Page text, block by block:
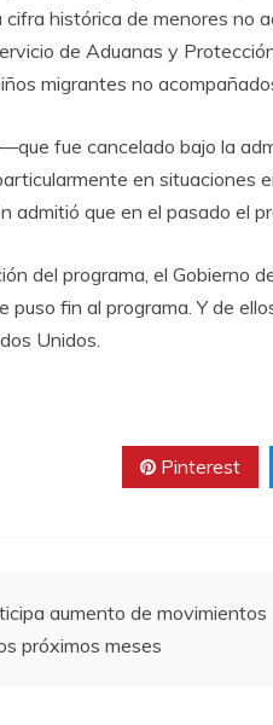
histórica de menores no
de Aduanas y
migrantes no
fue cancelado bajo la
en situaciones
admitió que en el pasado el
del programa, el Gobierno
puso fin al programa. Y de
Unidos.
Pinterest
aumento de movimientos
próximos meses